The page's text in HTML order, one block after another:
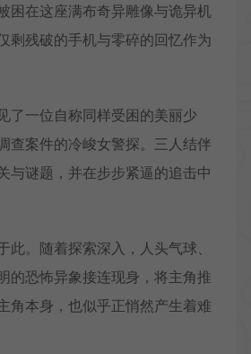
困在这座满布奇异雕像与诡异机
剩残破的手机与零碎的回忆作为
了一位自称同样受困的美丽少
查案件的冷峻女警探。三人结伴
与谜题，并在步步紧逼的追击中
此。随着探索深入，人头气球、
的恐怖异象接连现身，将主角推
角本身，也似乎正悄然产生着难